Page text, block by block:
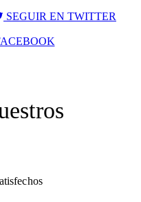
SEGUIR EN TWITTER